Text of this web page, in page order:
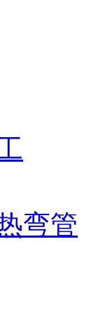
弯管